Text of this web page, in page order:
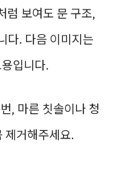
럼 보여도 문 구조,
다. 다음 이미지는
입니다.
, 마른 칫솔이나 청
제거해주세요.